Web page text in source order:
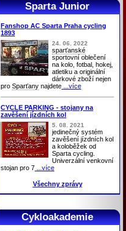
Sparta Junior
Fanshop AC Sparta Praha cycling
1893
24. 06. 2022
sparťanské
sportovní oblečení
na kolo, fotbal, hokej,
atletiku a originální
dárkové zboží nejen
pro Sparťany najdete ...více
CYCLE PARKING - stojany na
zavěšení jízdních kol
5. 08. 2021
jedinečný systém
zavěšení jízdních kol
a koloběžek od
Sparta cycling.
Univerzální venkovní
stojan pro 7 ...více
Všechny zprávy
Cykloakademie